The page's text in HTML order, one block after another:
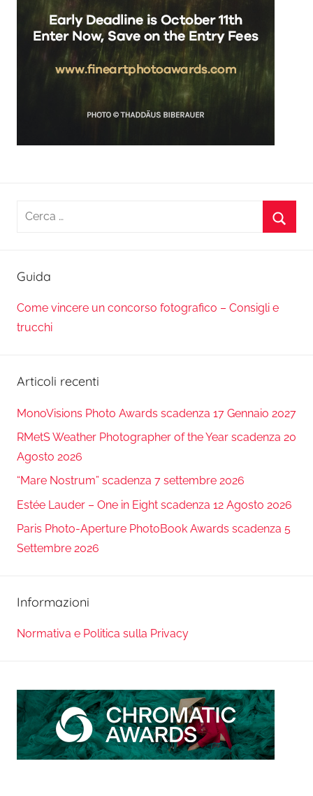
Ricerca
Guida
Come vincere un concorso fotografico – Consigli e
trucchi
Articoli recenti
MonoVisions Photo Awards scadenza 17 Gennaio 2027
RMetS Weather Photographer of the Year scadenza 20
Agosto 2026
“Mare Nostrum” scadenza 7 settembre 2026
Estée Lauder – One in Eight scadenza 12 Agosto 2026
Paris Photo-Aperture PhotoBook Awards scadenza 5
Settembre 2026
Informazioni
Normativa e Politica sulla Privacy